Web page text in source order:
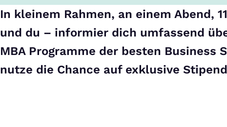
In kleinem Rahmen, an einem Abend,
und du – informier dich umfassend
MBA Programme der besten Business
nutze die Chance auf exklusive